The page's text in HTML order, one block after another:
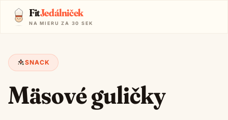
FitJedálniček
NA MIERU ZA 30 SEK
SNACK
Mäsové guličky